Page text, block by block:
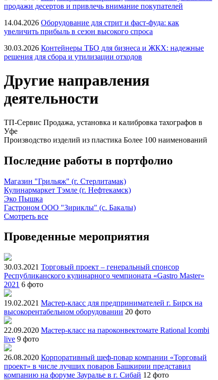
продажи десертов и привлечь внимание покупателей
14.04.2026 Оборудование для стрит и фаст-фуда: как
увеличить прибыль в сезон высокого спроса
30.03.2026 Контейнеры ТБО для бизнеса и ЖКХ: надежные
решения для сбора и утилизации отходов
Другие направления
деятельности
ТП-Сервис Продажа, установка и калибровка тахографов в
Уфе
Производство изделий из пластика Более 100 наименований
Последние работы в портфолио
Магазин "Грильяж" (г. Стерлитамак)
Кулинармаркет Тэмле (г. Нефтекамск)
Эко Пышка
Гастроном ООО "Зириклы" (с. Бакалы)
Смотреть все
Проведенные мероприятия
30.03.2021 Торговый проект – генеральный спонсор
Республиканского кулинарного чемпионата «Gastro Master»
2021 6 фото
19.02.2021 Мастер-класс для предпринимателей г. Бирск на
высокорентабельном оборудовании 20 фото
22.09.2020 Мастер-класс на пароконвектомате Rational Icombi
live 9 фото
26.08.2020 Корпоративный шеф-повар компании «Торговый
проект» в числе лучших поваров Башкирии представил
компанию на форуме Зауралье в г. Сибай 12 фото